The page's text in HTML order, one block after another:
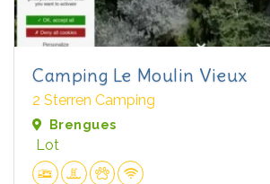
Camping Le Moulin Vieux
2 Sterren Camping
Brengues
Lot